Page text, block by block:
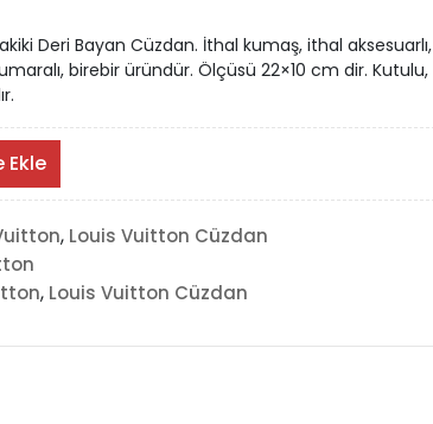
Deri Bayan Cüzdan. İthal kumaş, ithal aksesuarlı,
birebir üründür. Ölçüsü 22×10 cm dir. Kutulu,
Ekle
, Louis Vuitton Cüzdan
, Louis Vuitton Cüzdan